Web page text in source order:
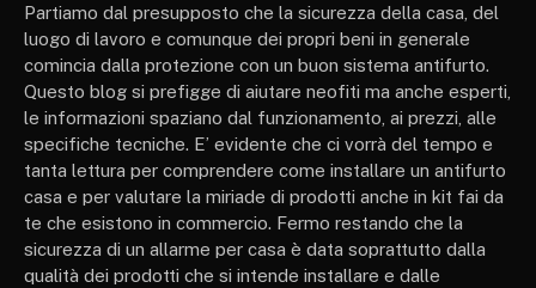
Partiamo dal presupposto che la sicurezza della casa, del
luogo di lavoro e comunque dei propri beni in generale
comincia dalla protezione con un buon sistema antifurto.
Questo blog si prefigge di aiutare neofiti ma anche esperti,
le informazioni spaziano dal funzionamento, ai prezzi, alle
specifiche tecniche. E’ evidente che ci vorrà del tempo e
tanta lettura per comprendere come installare un antifurto
casa e per valutare la miriade di prodotti anche in kit fai da
te che esistono in commercio. Fermo restando che la
sicurezza di un allarme per casa è data soprattutto dalla
qualità dei prodotti che si intende installare e dalle